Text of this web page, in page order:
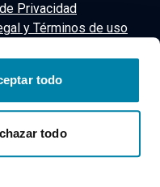
todo
todo
Privacidad
y Términos de uso